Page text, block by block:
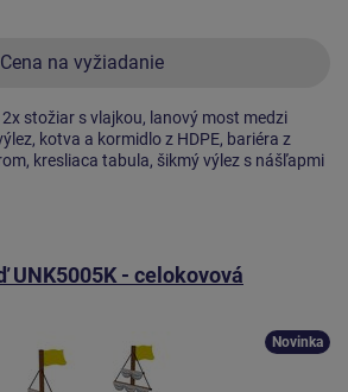
Cena na vyžiadanie
stožiar s vlajkou, lanový most medzi
kotva a kormidlo z HDPE, bariéra z
kresliaca tabula, šikmý výlez s nášľapmi
UNK5005K - celokovová
Novinka